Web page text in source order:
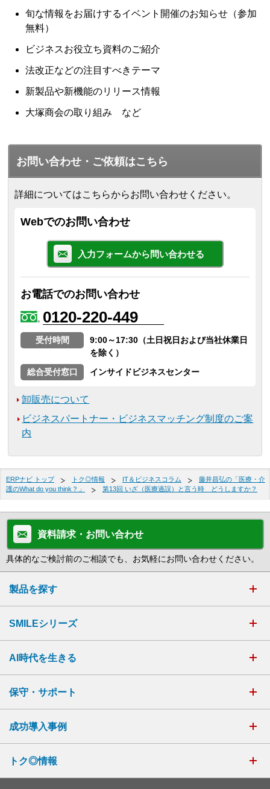
旬な情報をお届けするイベント開催のお知らせ（参加
無料）
ビジネスお役立ち資料のご紹介
法改正などの注目すべきテーマ
新製品や新機能のリリース情報
大塚商会の取り組み など
お問い合わせ・ご依頼はこちら
詳細についてはこちらからお問い合わせください。
Webでのお問い合わせ
入力フォームから問い合わせる
お電話でのお問い合わせ
0120-220-449
受付時間
9:00～17:30（土日祝日および当社休業日
を除く）
総合受付窓口
インサイドビジネスセンター
卸販売について
ビジネスパートナー・ビジネスマッチング制度のご案
内
ERPナビ トップ トク◎情報 IT＆ビジネスコラム
藤井昌弘の「医療・介
護のWhat do you think？」
第13回 いざ（医療過誤）と言う時 どうしますか？
資料請求・お問い合わせ
具体的なご検討前のご相談でも、お気軽にお問い合わせください。
製品を探す
SMILEシリーズ
AI時代を生きる
保守・サポート
成功導入事例
トク◎情報